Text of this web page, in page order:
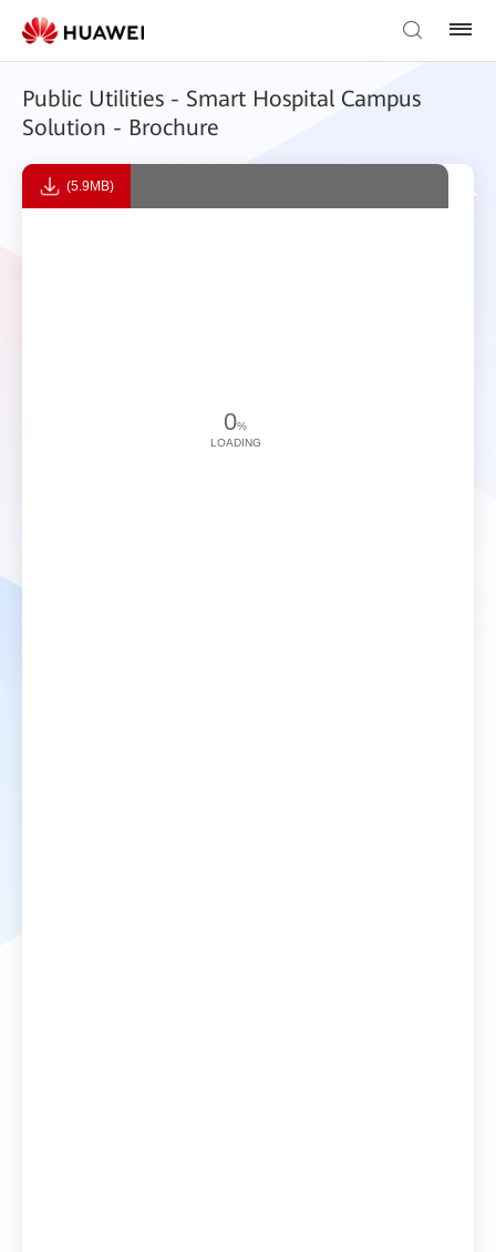
Public Utilities - Smart Hospital Campus
Solution - Brochure
(5.9MB)
0%
LOADING